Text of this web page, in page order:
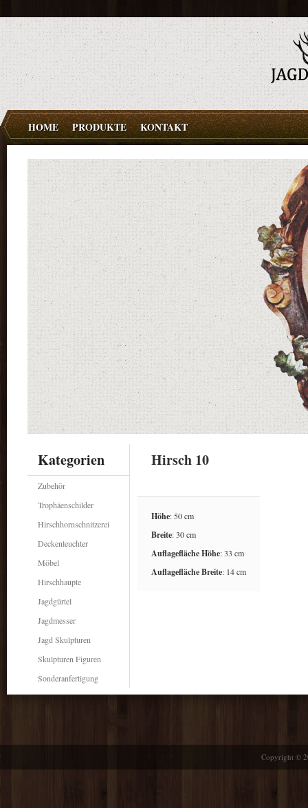
HOME PRODUKTE KONTAKT
Hirsch 10
Höhe: 50 cm
Breite: 30 cm
Auflagefläche Höhe: 33 cm
Auflagefläche Breite: 14 cm
Kategorien
Zubehör
Trophäenschilder
Hirschhornschnitzerei
Deckenleuchter
Möbel
Hirschhaupte
Jagdgürtel
Jagdmesser
Jagd Skulpturen
Skulpturen Figuren
Sonderanfertigung
Copyright ©